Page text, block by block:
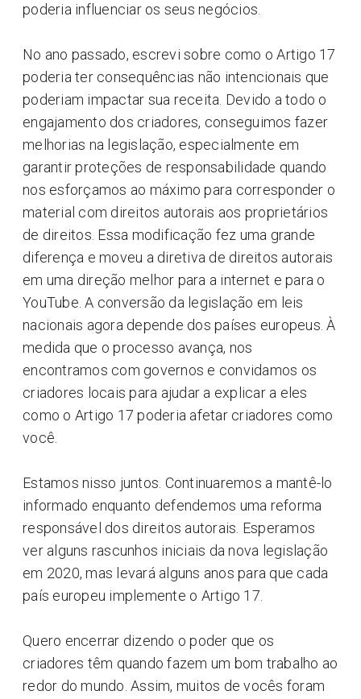
poderia influenciar os seus negócios.
No ano passado, escrevi sobre como o Artigo 17
poderia ter consequências não intencionais que
poderiam impactar sua receita. Devido a todo o
engajamento dos criadores, conseguimos fazer
melhorias na legislação, especialmente em
garantir proteções de responsabilidade quando
nos esforçamos ao máximo para corresponder o
material com direitos autorais aos proprietários
de direitos. Essa modificação fez uma grande
diferença e moveu a diretiva de direitos autorais
em uma direção melhor para a internet e para o
YouTube. A conversão da legislação em leis
nacionais agora depende dos países europeus. À
medida que o processo avança, nos
encontramos com governos e convidamos os
criadores locais para ajudar a explicar a eles
como o Artigo 17 poderia afetar criadores como
você.
Estamos nisso juntos. Continuaremos a mantê-lo
informado enquanto defendemos uma reforma
responsável dos direitos autorais. Esperamos
ver alguns rascunhos iniciais da nova legislação
em 2020, mas levará alguns anos para que cada
país europeu implemente o Artigo 17.
Quero encerrar dizendo o poder que os
criadores têm quando fazem um bom trabalho ao
redor do mundo. Assim, muitos de vocês foram